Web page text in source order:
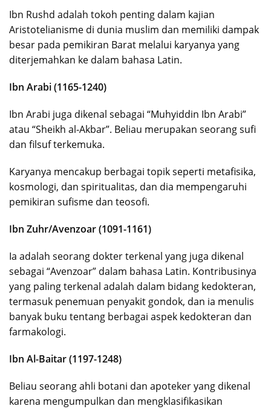
Ibn Rushd adalah tokoh penting dalam kajian
Aristotelianisme di dunia muslim dan memiliki dampak
besar pada pemikiran Barat melalui karyanya yang
diterjemahkan ke dalam bahasa Latin.
Ibn Arabi (1165-1240)
Ibn Arabi juga dikenal sebagai “Muhyiddin Ibn Arabi”
atau “Sheikh al-Akbar”. Beliau merupakan seorang sufi
dan filsuf terkemuka.
Karyanya mencakup berbagai topik seperti metafisika,
kosmologi, dan spiritualitas, dan dia mempengaruhi
pemikiran sufisme dan teosofi.
Ibn Zuhr/Avenzoar (1091-1161)
Ia adalah seorang dokter terkenal yang juga dikenal
sebagai “Avenzoar” dalam bahasa Latin. Kontribusinya
yang paling terkenal adalah dalam bidang kedokteran,
termasuk penemuan penyakit gondok, dan ia menulis
banyak buku tentang berbagai aspek kedokteran dan
farmakologi.
Ibn Al-Baitar (1197-1248)
Beliau seorang ahli botani dan apoteker yang dikenal
karena mengumpulkan dan mengklasifikasikan